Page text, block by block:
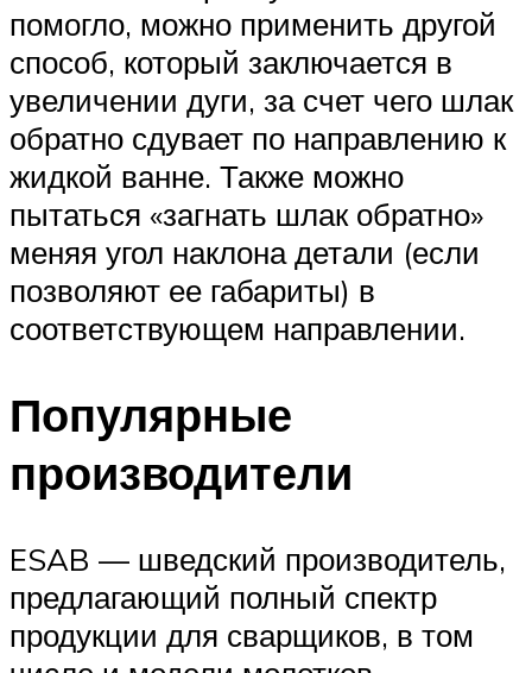
помогло, можно применить другой
способ, который заключается в
увеличении дуги, за счет чего шлак
обратно сдувает по направлению к
жидкой ванне. Также можно
пытаться «загнать шлак обратно»
меняя угол наклона детали (если
позволяют ее габариты) в
соответствующем направлении.
Популярные
производители
ESAB — шведский производитель,
предлагающий полный спектр
продукции для сварщиков, в том